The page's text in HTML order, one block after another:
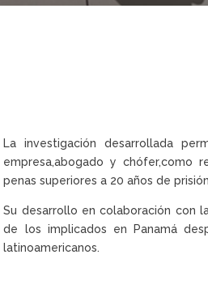
La investigación desarrollada
empresa,abogado y chófer,como
penas superiores a 20 años de
Su desarrollo en colaboración con
de los implicados en Panamá
latinoamericanos.